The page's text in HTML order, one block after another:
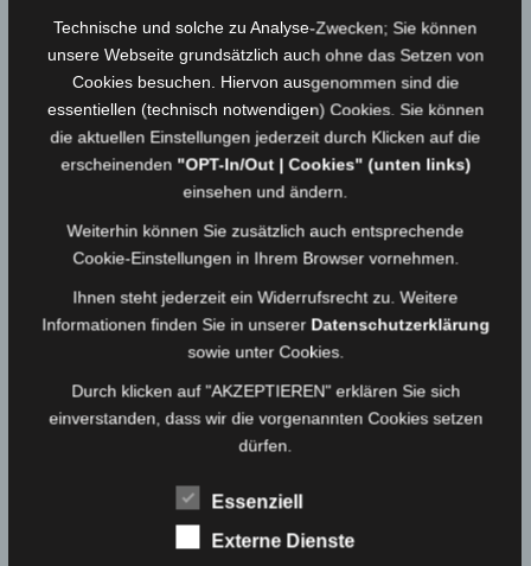
Links:2. Kommandant Gunter Schaller |Rechts: Kommandant
Maximilian Schaller
Technische und solche zu Analyse-Zwecken; Sie können
unsere Webseite grundsätzlich auch ohne das Setzen von
Cookies besuchen. Hiervon ausgenommen sind die
essentiellen (technisch notwendigen) Cookies. Sie können
die aktuellen Einstellungen jederzeit durch Klicken auf die
erscheinenden "OPT-In/Out | Cookies" (unten links)
einsehen und ändern.
Weiterhin können Sie zusätzlich auch entsprechende
Cookie-Einstellungen in Ihrem Browser vornehmen.
Ihnen steht jederzeit ein Widerrufsrecht zu. Weitere
Informationen finden Sie in unserer Datenschutzerklärung
sowie unter Cookies.
Durch klicken auf "AKZEPTIEREN" erklären Sie sich
einverstanden, dass wir die vorgenannten Cookies setzen
dürfen.
Essenziell
Externe Dienste